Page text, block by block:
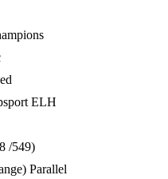
ELH
/549)
Parallel